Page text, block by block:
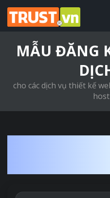
MẪU ĐĂNG
cho các dịch vụ thiết kế